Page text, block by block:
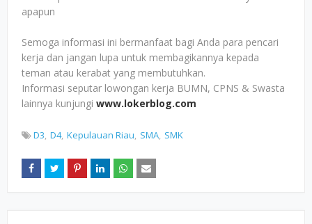
apapun
Semoga informasi ini bermanfaat bagi Anda para pencari
kerja dan jangan lupa untuk membagikannya kepada
teman atau kerabat yang membutuhkan.
Informasi seputar lowongan kerja BUMN, CPNS & Swasta
lainnya kunjungi www.lokerblog.com
D3 D4 Kepulauan Riau SMA SMK